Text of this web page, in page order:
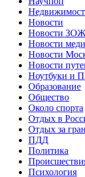
Новости
Новости ЗОЖ
Новости
Новости
Новости
Ноутбуки и
Образование
Общество
Около спорта
Отдых в
Отдых за
ПДД
Политика
Психология